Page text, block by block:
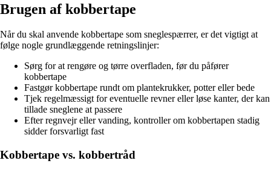
Brugen af kobbertape
Når du skal anvende kobbertape som sneglespærrer, er det vigtigt at
følge nogle grundlæggende retningslinjer:
Sørg for at rengøre og tørre overfladen, før du påfører
kobbertape
Fastgør kobbertape rundt om plantekrukker, potter eller bede
Tjek regelmæssigt for eventuelle revner eller løse kanter, der kan
tillade sneglene at passere
Efter regnvejr eller vanding, kontroller om kobbertapen stadig
sidder forsvarligt fast
Kobbertape vs. kobbertråd